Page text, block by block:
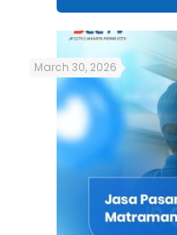
March 30, 2026